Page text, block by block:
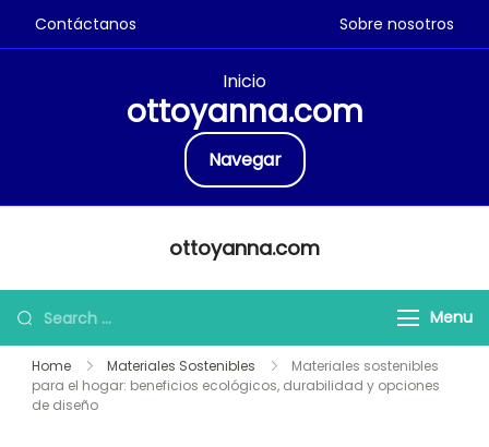
Contáctanos Sobre nosotros
Inicio
ottoyanna.com
Navegar
ottoyanna.com
Search
for:
Menu
Home Materiales Sostenibles
Materiales sostenibles
para el hogar: beneficios ecológicos, durabilidad y opciones
de diseño